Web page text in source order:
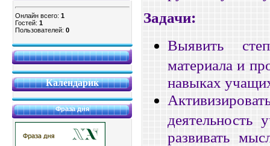
Онлайн всего: 1
Гостей: 1
Пользователей: 0
Календарик
Фраза дня
Задачи:
Выявить
материала и
навыках
деятельность
развивать